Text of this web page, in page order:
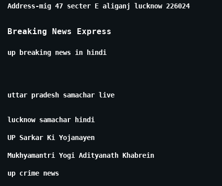
Address-mig 47 secter E aliganj lucknow 226024
Breaking News Express
up breaking news in hindi
uttar pradesh samachar live
lucknow samachar hindi
UP Sarkar Ki Yojanayen
Mukhyamantri Yogi Adityanath Khabrein
up crime news